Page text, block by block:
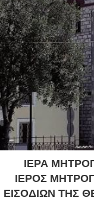
ΙΕΡΑ
ΙΕΡΟΣ
ΕΙΣΟΔΙΩΝ ΤΗΣ